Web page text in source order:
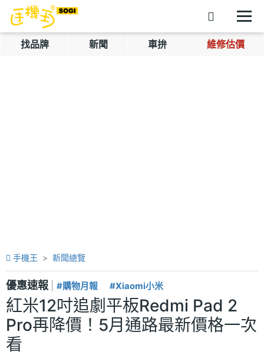
找品牌 新聞 車拚 維修估價
手機王 新聞總覽
優惠速報 #購物月報 #Xiaomi小米
紅米12吋追劇平板Redmi Pad 2
Pro再降價！5月通路最新價格一次
看